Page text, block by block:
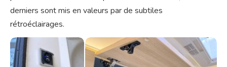
derniers sont mis en valeurs par de subtiles
rétroéclairages.